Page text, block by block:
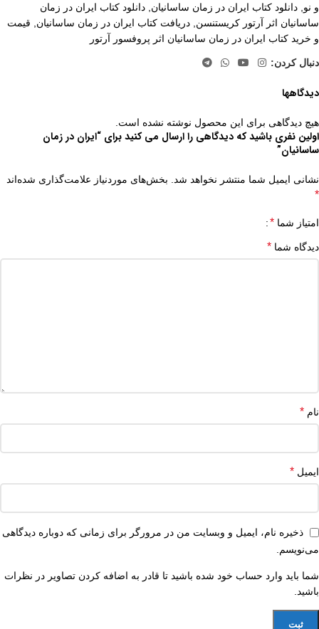
و نو دانلود کتاب ایران در زمان ساسانیان دانلود کتاب ایران در زمان
ساسانیان اثر آرتور کریستنسن دریافت کتاب ایران در زمان ساسانیان
قیمت
و خرید کتاب ایران در زمان ساسانیان اثر پروفسور آرتور
دنبال کردن:
دیدگاهها
هیچ دیدگاهی برای این محصول نوشته نشده است.
اولین نفری باشید که دیدگاهی را ارسال می کنید برای “ایران در زمان
ساسانیان”
نشانی ایمیل شما منتشر نخواهد شد. بخش‌های موردنیاز علامت‌گذاری شده‌اند
*
امتیاز شما *
دیدگاه شما *
نام *
ایمیل *
ذخیره نام، ایمیل و وبسایت من در مرورگر برای زمانی که دوباره دیدگاهی
می‌نویسم.
شما باید وارد حساب خود شده باشید تا قادر به اضافه کردن تصاویر در نظرات
باشید.